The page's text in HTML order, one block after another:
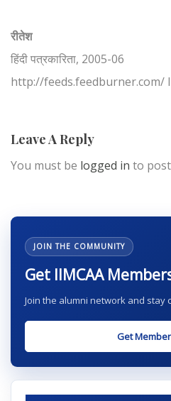
रीतेश
हिंदी पत्रकारिता, 2005-06
http://feeds.feedburner.com/
Leave A Reply
You must be logged in to
JOIN THE COMMUNITY
Get IIMCAA
Join the alumni network and stay
Get